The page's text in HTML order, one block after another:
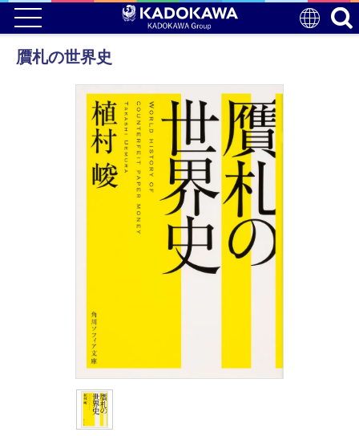
贋札の世界史